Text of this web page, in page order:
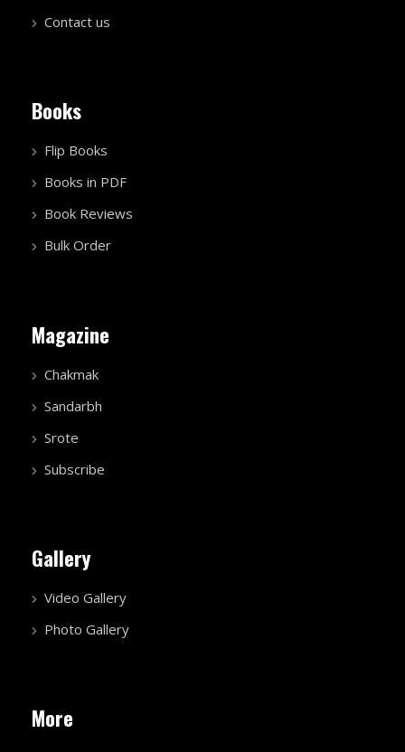
Contact us
Books
Flip Books
Books in PDF
Book Reviews
Bulk Order
Magazine
Chakmak
Sandarbh
Srote
Subscribe
Gallery
Video Gallery
Photo Gallery
More